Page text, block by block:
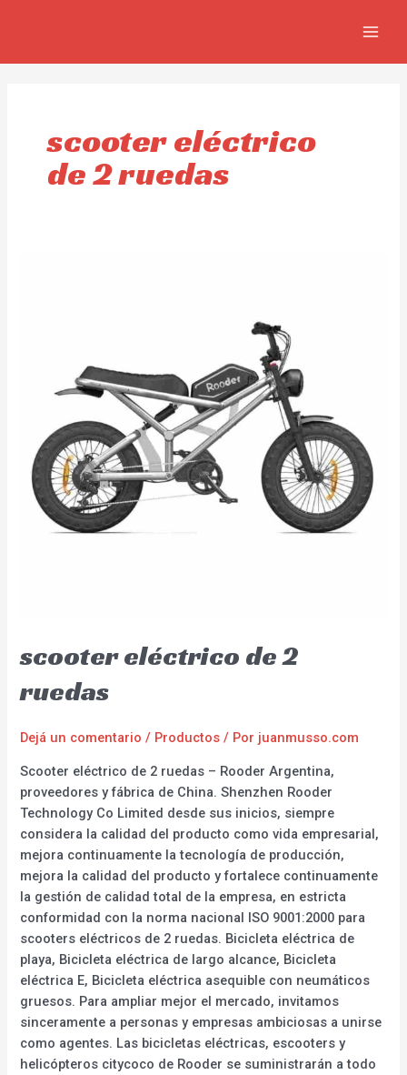
scooter eléctrico
de 2 ruedas
scooter eléctrico de 2
ruedas
Dejá un comentario / Productos / Por juanmusso.com
Scooter eléctrico de 2 ruedas – Rooder Argentina,
proveedores y fábrica de China. Shenzhen Rooder
Technology Co Limited desde sus inicios, siempre
considera la calidad del producto como vida empresarial,
mejora continuamente la tecnología de producción,
mejora la calidad del producto y fortalece continuamente
la gestión de calidad total de la empresa, en estricta
conformidad con la norma nacional ISO 9001:2000 para
scooters eléctricos de 2 ruedas. Bicicleta eléctrica de
playa, Bicicleta eléctrica de largo alcance, Bicicleta
eléctrica E, Bicicleta eléctrica asequible con neumáticos
gruesos. Para ampliar mejor el mercado, invitamos
sinceramente a personas y empresas ambiciosas a unirse
como agentes. Las bicicletas eléctricas, escooters y
helicópteros citycoco de Rooder se suministrarán a todo